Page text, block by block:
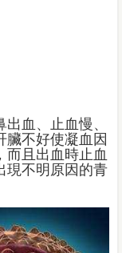
血、止血慢、
臟不好使凝血因
而且出血時止血
現不明原因的青